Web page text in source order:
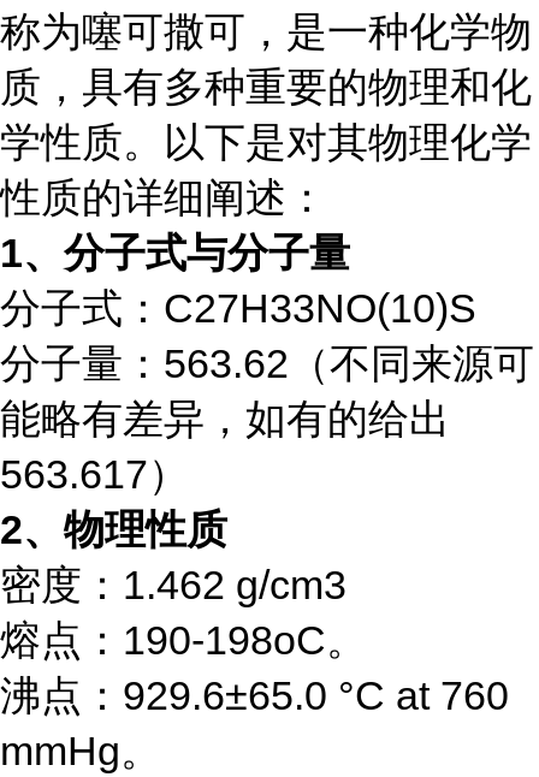
称为噻可撒可，是一种化学物
质，具有多种重要的物理和化
学性质。以下是对其物理化学
性质的详细阐述：
1、分子式与分子量
分子式：C27H33NO(10)S
分子量：563.62（不同来源可
能略有差异，如有的给出
563.617）
2、物理性质
密度：1.462 g/cm3
熔点：190-198oC。
沸点：929.6±65.0 °C at 760
mmHg。